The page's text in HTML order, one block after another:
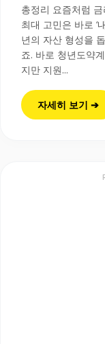
총정리 요즘처럼
최대 고민은 바로 ‘
년의 자산 형성을
죠. 바로 청년도약
지만 지원...
자세히 보기 ➔